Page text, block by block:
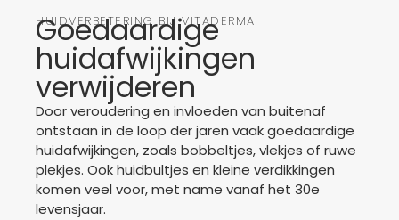
HUIDVERBETERING BIJ VITADERMA
Goedaardige
huidafwijkingen
verwijderen
Door veroudering en invloeden van buitenaf
ontstaan in de loop der jaren vaak goedaardige
huidafwijkingen, zoals bobbeltjes, vlekjes of ruwe
plekjes. Ook huidbultjes en kleine verdikkingen
komen veel voor, met name vanaf het 30e
levensjaar.